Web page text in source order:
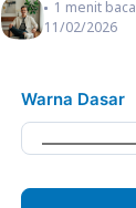
1 menit baca
11/02/2026
Warna Dasar